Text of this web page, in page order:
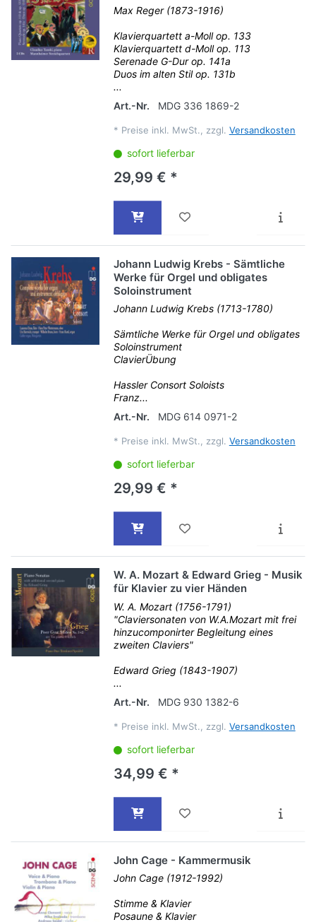
Max Reger (1873-1916)
Klavierquartett a-Moll op. 133
Klavierquartett d-Moll op. 113
Serenade G-Dur op. 141a
Duos im alten Stil op. 131b
...
Art.-Nr.
MDG 336 1869-2
* Preise inkl. MwSt., zzgl. Versandkosten
sofort lieferbar
29,99 € *
Johann Ludwig Krebs - Sämtliche
Werke für Orgel und obligates
Soloinstrument
Johann Ludwig Krebs (1713-1780)
Sämtliche Werke für Orgel und obligates
Soloinstrument
ClavierÜbung
Hassler Consort Soloists
Franz...
Art.-Nr.
MDG 614 0971-2
* Preise inkl. MwSt., zzgl. Versandkosten
sofort lieferbar
29,99 € *
W. A. Mozart & Edward Grieg - Musik
für Klavier zu vier Händen
W. A. Mozart (1756-1791)
"Claviersonaten von W.A.Mozart mit frei
hinzucomponirter Begleitung eines
zweiten Claviers"
Edward Grieg (1843-1907)
...
Art.-Nr.
MDG 930 1382-6
* Preise inkl. MwSt., zzgl. Versandkosten
sofort lieferbar
34,99 € *
John Cage - Kammermusik
John Cage (1912-1992)
Stimme & Klavier
Posaune & Klavier